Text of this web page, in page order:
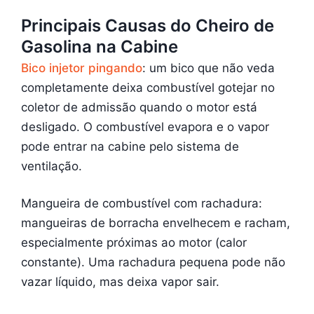
Principais Causas do Cheiro de
Gasolina na Cabine
Bico injetor pingando: um bico que não veda
completamente deixa combustível gotejar no
coletor de admissão quando o motor está
desligado. O combustível evapora e o vapor
pode entrar na cabine pelo sistema de
ventilação.
Mangueira de combustível com rachadura:
mangueiras de borracha envelhecem e racham,
especialmente próximas ao motor (calor
constante). Uma rachadura pequena pode não
vazar líquido, mas deixa vapor sair.